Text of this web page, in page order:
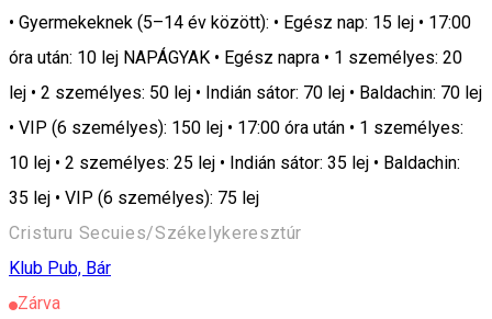
• Gyermekeknek (5–14 év között): • Egész nap: 15 lej • 17:00
óra után: 10 lej NAPÁGYAK • Egész napra • 1 személyes: 20
lej • 2 személyes: 50 lej • Indián sátor: 70 lej • Baldachin: 70 lej
• VIP (6 személyes): 150 lej • 17:00 óra után • 1 személyes:
10 lej • 2 személyes: 25 lej • Indián sátor: 35 lej • Baldachin:
35 lej • VIP (6 személyes): 75 lej
Cristuru Secuies/Székelykeresztúr
Klub Pub, Bár
Zárva